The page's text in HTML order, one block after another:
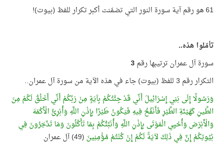
61 هو رقم آية سورة النور التي تضمّنت أكبر تكرار للفظ (بيوت)!
تأمّلوا هذه..
سورة آل عمران ترتيبها رقم3
التكرار رقم 3 للفظ (بيوت) جاء في هذه الآية من سورة آل عمران..
وَرَسُولًا إِلَى بَنِي إِسْرَائِيلَ أَنِّي قَدْ جِئْتُكُمْ بِآيَةٍ مِنْ رَبِّكُمْ أَنِّي أَخْلُقُ لَكُمْ مِنَ
الطِّينِ كَهَيْئَةِ الطَّيْرِ فَأَنْفُخُ فِيهِ فَيَكُونُ طَيْرًا بِإِذْنِ اللَّهِ وَأُبْرِئُ الْأَكْمَهَ
وَالْأَبْرَصَ وَأُحْيِي الْمَوْتَى بِإِذْنِ اللَّهِ وَأُنَبِّئُكُمْ بِمَا تَأْكُلُونَ وَمَا تَدَّخِرُونَ فِي
بُيُوتِكُمْ إِنَّ فِي ذَلِكَ لآيَةً لَكُمْ إِنْ كُنْتُمْ مُؤْمِنِينَ (49) آل عمران